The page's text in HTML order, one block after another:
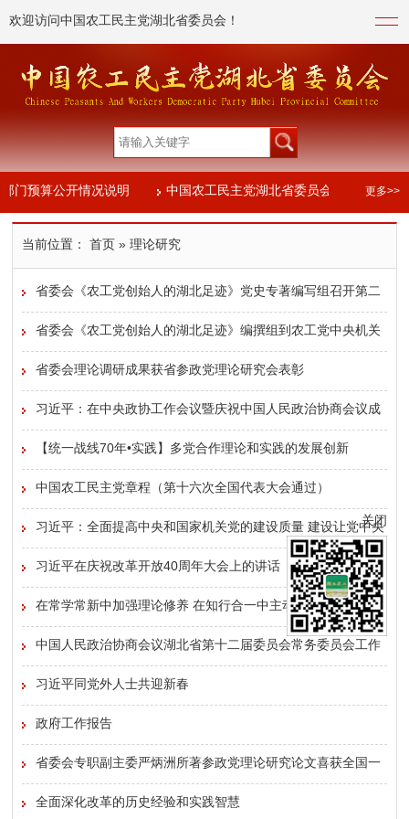
欢迎访问中国农工民主党湖北省委员会！
门预算公开情况说明 中国农工民主党湖北省委员会2024年度部
门预算公开情况说明 中国农工民主党湖北省委员会2024年度部
部门决算信息公开
更多>>
关闭
当前位置： 首页 » 理论研究
省委会《农工党创始人的湖北足迹》党史专著编写组召开第二
次工作会议
省委会《农工党创始人的湖北足迹》编撰组到农工党中央机关
请示汇报工作
省委会理论调研成果获省参政党理论研究会表彰
习近平：在中央政协工作会议暨庆祝中国人民政治协商会议成
立70周年大会上的讲话
【统一战线70年•实践】多党合作理论和实践的发展创新
中国农工民主党章程（第十六次全国代表大会通过）
习近平：全面提高中央和国家机关党的建设质量 建设让党中央
放心让人民群众满意的模范机关
习近平在庆祝改革开放40周年大会上的讲话
在常学常新中加强理论修养 在知行合一中主动担当作为
中国人民政治协商会议湖北省第十二届委员会常务委员会工作
报告
习近平同党外人士共迎新春
政府工作报告
省委会专职副主委严炳洲所著参政党理论研究论文喜获全国一
等奖
全面深化改革的历史经验和实践智慧